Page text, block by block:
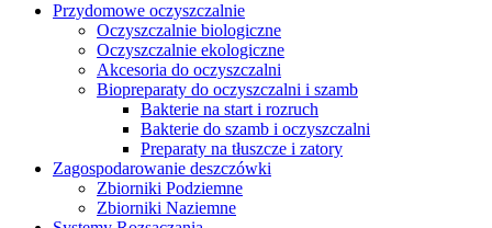
Przydomowe oczyszczalnie
Oczyszczalnie biologiczne
Oczyszczalnie ekologiczne
Akcesoria do oczyszczalni
Biopreparaty do oczyszczalni i szamb
Bakterie na start i rozruch
Bakterie do szamb i oczyszczalni
Preparaty na tłuszcze i zatory
Zagospodarowanie deszczówki
Zbiorniki Podziemne
Zbiorniki Naziemne